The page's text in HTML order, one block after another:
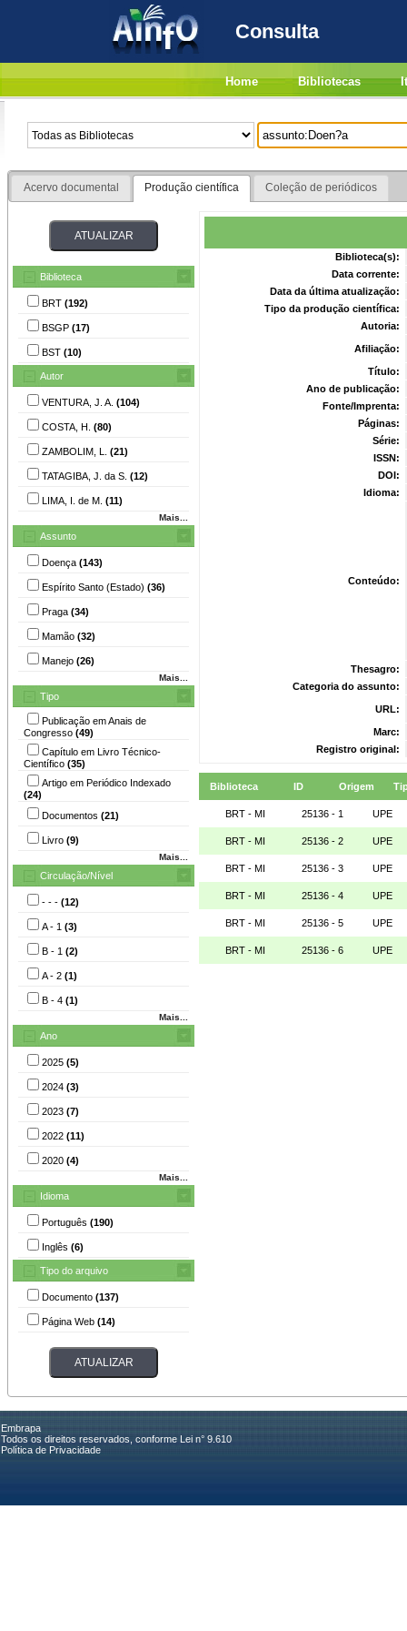
Consulta
Home Bibliotecas
Acervo documental Produção científica Coleção de periódicos
Biblioteca
BRT (192)
BSGP (17)
BST (10)
Autor
VENTURA, J. A. (104)
COSTA, H. (80)
ZAMBOLIM, L. (21)
TATAGIBA, J. da S. (12)
LIMA, I. de M. (11)
Mais...
Assunto
Doença (143)
Espírito Santo (Estado) (36)
Praga (34)
Mamão (32)
Manejo (26)
Mais...
Tipo
Publicação em Anais de
Congresso (49)
Capítulo em Livro Técnico-
Científico (35)
Artigo em Periódico Indexado
(24)
Documentos (21)
Livro (9)
Mais...
Circulação/Nível
- - - (12)
A - 1 (3)
B - 1 (2)
A - 2 (1)
B - 4 (1)
Mais...
Ano
2025 (5)
2024 (3)
2023 (7)
2022 (11)
2020 (4)
Mais...
Idioma
Português (190)
Inglês (6)
Tipo do arquivo
Documento (137)
Página Web (14)
Biblioteca(s):
Data corrente:
Data da última atualização:
Tipo da produção científica:
Autoria:
Afiliação:
Título:
Ano de publicação:
Fonte/Imprenta:
Páginas:
Série:
ISSN:
DOI:
Idioma:
Conteúdo:
Thesagro:
Categoria do assunto:
URL:
Marc:
Registro original:
Biblioteca ID Origem
BRT - MI 25136 - 1 UPE
BRT - MI 25136 - 2 UPE
BRT - MI 25136 - 3 UPE
BRT - MI 25136 - 4 UPE
BRT - MI 25136 - 5 UPE
BRT - MI 25136 - 6 UPE
Embrapa
Todos os direitos reservados, conforme Lei n° 9.610
Política de Privacidade